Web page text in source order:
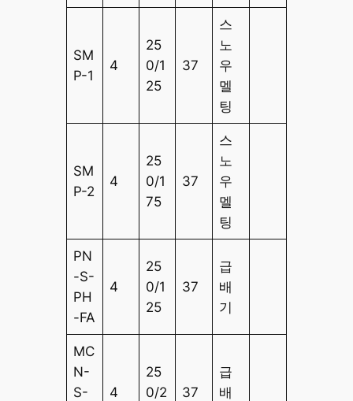
SM
P-1
4
25
0/1
25
37
스
노
우
멜
팅
SM
P-2
4
25
0/1
75
37
스
노
우
멜
팅
PN
-S-
PH
-FA
4
25
0/1
25
37
급
배
기
MC
N-
S-
4
25
0/2
37
급
배